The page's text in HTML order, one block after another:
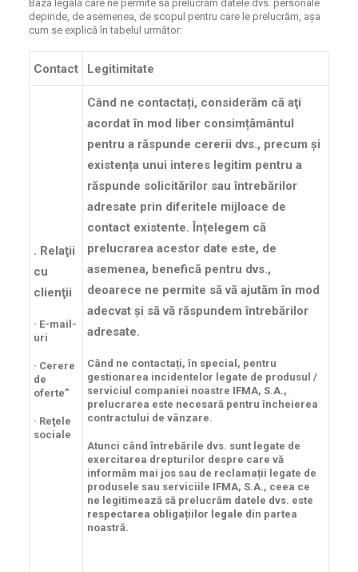
Baza legală care ne permite să prelucrăm datele dvs. personale
depinde, de asemenea, de scopul pentru care le prelucrăm, așa
cum se explică în tabelul următor:
Contact Legitimitate
. Relaţii
cu
clienţii
· E-mail-
uri
· Cerere
de
oferte”
· Reţele
sociale
Când ne contactați, considerăm că aţi
acordat în mod liber consimțământul
pentru a răspunde cererii dvs., precum și
existența unui interes legitim pentru a
răspunde solicitărilor sau întrebărilor
adresate prin diferitele mijloace de
contact existente. Înțelegem că
prelucrarea acestor date este, de
asemenea, benefică pentru dvs.,
deoarece ne permite să vă ajutăm în mod
adecvat și să vă răspundem întrebărilor
adresate.
Când ne contactați, în special, pentru
gestionarea incidentelor legate de produsul /
serviciul companiei noastre IFMA, S.A.,
prelucrarea este necesară pentru încheierea
contractului de vânzare.
Atunci când întrebările dvs. sunt legate de
exercitarea drepturilor despre care vă
informăm mai jos sau de reclamații legate de
produsele sau serviciile IFMA, S.A., ceea ce
ne legitimează să prelucrăm datele dvs. este
respectarea obligațiilor legale din partea
noastră.